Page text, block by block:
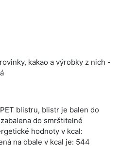
kakao a výrobky z nich -
blistru, blistr je balen do
do smrštitelné
hodnoty v kcal:
na obale v kcal je: 544